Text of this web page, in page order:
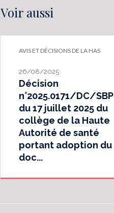
Voir aussi
AVIS ET DÉCISIONS DE LA HAS
26/08/2025
Décision
n°2025.0171/DC/SBP
du 17 juillet 2025 du
collège de la Haute
Autorité de santé
portant adoption du
doc...